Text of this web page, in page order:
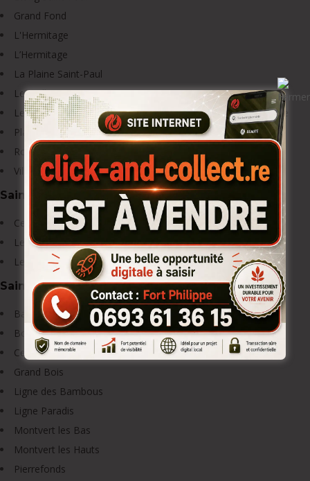
Grand Fond
L'Hermitage
L’Hermitage
La Plaine Saint-Paul
Le Guillaume / Petite France
Les Hauts de Saint-Gilles, de l’Hermitage, Bernica, Tan Rouge
Plateau Caillou
Roquefeuil
Villèle / l’Eperon
Saint-Philippe
Centre Saint-Philippe
Le Baril
Le Tremblet
Saint-Pierre
Basse Terre / Bassin Plat
Bois d’Olive
Centre Sain-Pierre
Grand Bois
Ligne des Bambous
Ligne Paradis
Montvert les Bas
Montvert les Hauts
Pierrefonds